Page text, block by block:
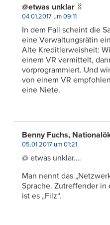
@etwas unklar
04.01.2017 um 09:11
In dem Fall scheint die
eine Verwaltungsrätin
Alte Kreditlerweisheit:
einem VR vermittelt,
vorprogrammiert. Und
von einem VR
eine Niete.
Benny Fuchs,
05.01.2017 um 01:21
@ etwas unklar….
Man nennt das
Sprache. Zutreffender
ist es „Filz“.